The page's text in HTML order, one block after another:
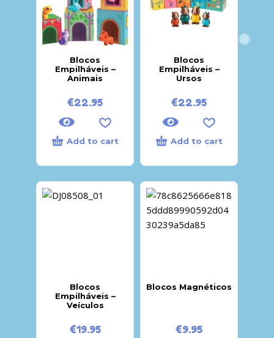
Blocos
Empilháveis –
Animais
€22.95
Add to cart
Blocos
Empilháveis –
Ursos
€22.95
Add to cart
Blocos
Empilháveis –
Veículos
€19.95
Blocos Magnéticos
€9.95